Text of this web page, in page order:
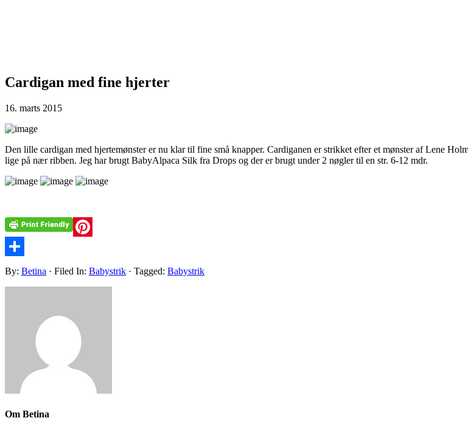
Cardigan med fine hjerter
16. marts 2015
Den lille cardigan med hjertemønster er nu klar til fine små knapper. Cardiganen er strikket efter et mønster af Lene
lige på nær ribben. Jeg har brugt BabyAlpaca Silk fra Drops og der er brugt under 2 nøgler til en str. 6-12 mdr.
Pinterest
Share
By: Betina · Filed In: Babystrik · Tagged: Babystrik
Om Betina